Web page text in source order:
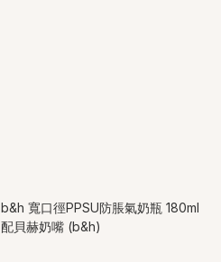
b&h 寬口徑PPSU防脹氣奶瓶 180ml
配貝赫奶嘴 (b&h)